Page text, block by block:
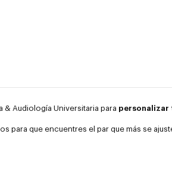
& Audiología Universitaria para personalizar
para que encuentres el par que más se